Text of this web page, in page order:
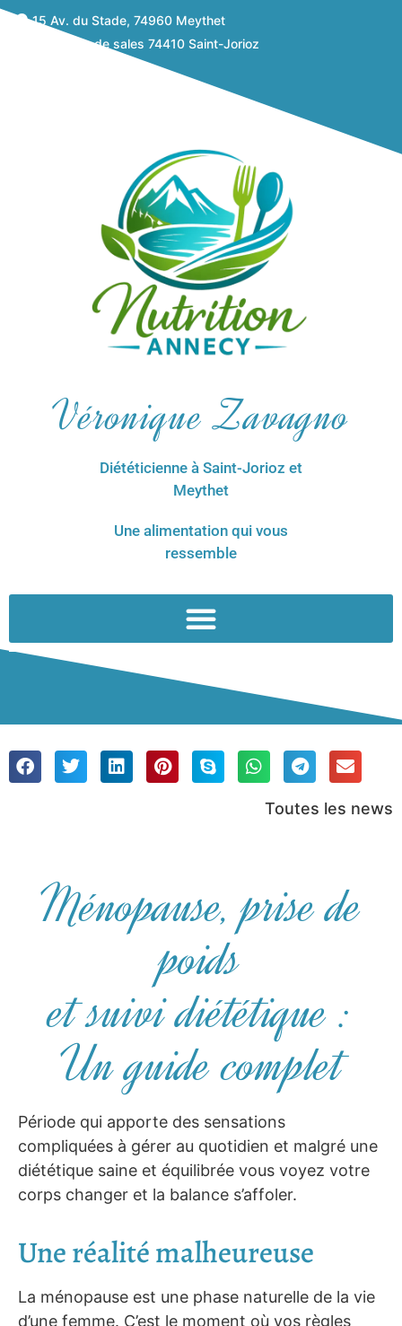
15 Av. du Stade, 74960 Meythet
638 route de sales 74410 Saint-Jorioz
Véronique Zavagno
Diététicienne à Saint-Jorioz et
Meythet
Une alimentation qui vous
ressemble
Toutes les news
Ménopause, prise de
poids
et suivi diététique :
Un guide complet
Période qui apporte des sensations
compliquées à gérer au quotidien et malgré une
diététique saine et équilibrée vous voyez votre
corps changer et la balance s’affoler.
Une réalité malheureuse
La ménopause est une phase naturelle de la vie
d’une femme. C’est le moment où vos règles